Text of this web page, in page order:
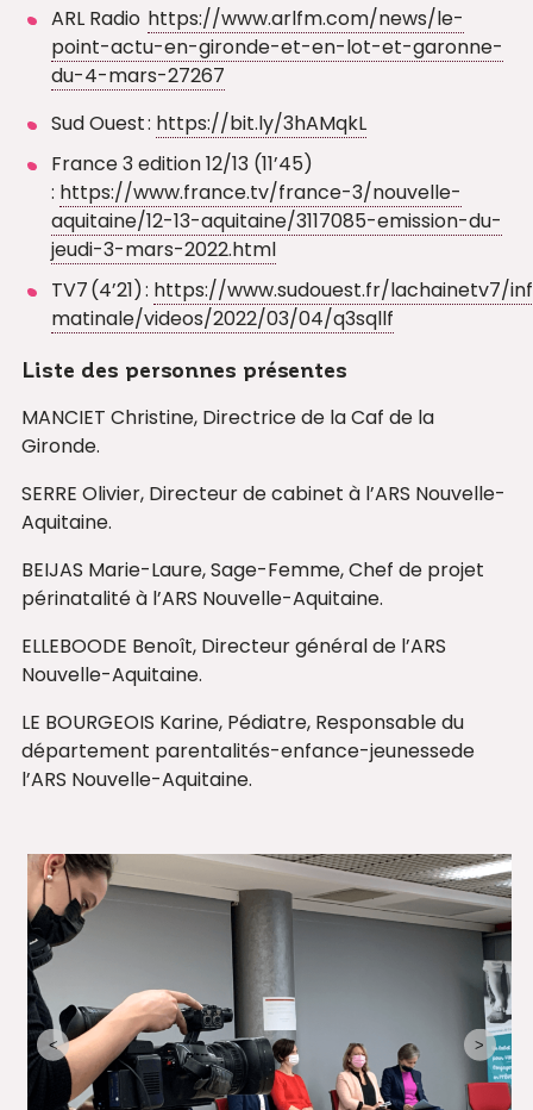
ARL Radio https://www.arlfm.com/news/le-
point-actu-en-gironde-et-en-lot-et-garonne-
du-4-mars-27267
Sud Ouest : https://bit.ly/3hAMqkL
France 3 edition 12/13 (11’45)
: https://www.france.tv/france-3/nouvelle-
aquitaine/12-13-aquitaine/3117085-emission-du-
jeudi-3-mars-2022.html
TV7 (4’21) : https://www.sudouest.fr/lachainetv7/
matinale/videos/2022/03/04/q3sqllf
Liste des personnes présentes
MANCIET Christine, Directrice de la Caf de la
Gironde.
SERRE Olivier, Directeur de cabinet à l’ARS Nouvelle-
Aquitaine.
BEIJAS Marie-Laure, Sage-Femme, Chef de projet
périnatalité à l’ARS Nouvelle-Aquitaine.
ELLEBOODE Benoît, Directeur général de l’ARS
Nouvelle-Aquitaine.
LE BOURGEOIS Karine, Pédiatre, Responsable du
département parentalités-enfance-jeunessede
l’ARS Nouvelle-Aquitaine.
< >